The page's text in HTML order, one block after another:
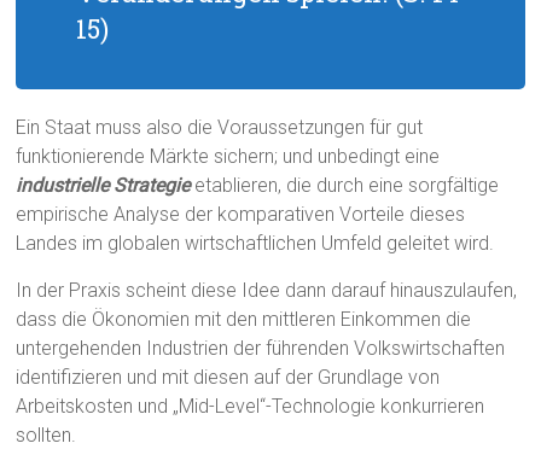
15)
Ein Staat muss also die Voraussetzungen für gut
funktionierende Märkte sichern; und unbedingt eine
industrielle Strategieetablieren, die durch eine sorgfältige
empirische Analyse der komparativen Vorteile dieses
Landes im globalen wirtschaftlichen Umfeld geleitet wird.
In der Praxis scheint diese Idee dann darauf hinauszulaufen,
dass die Ökonomien mit den mittleren Einkommen die
untergehenden Industrien der führenden Volkswirtschaften
identifizieren und mit diesen auf der Grundlage von
Arbeitskosten und „Mid-Level“-Technologie konkurrieren
sollten.